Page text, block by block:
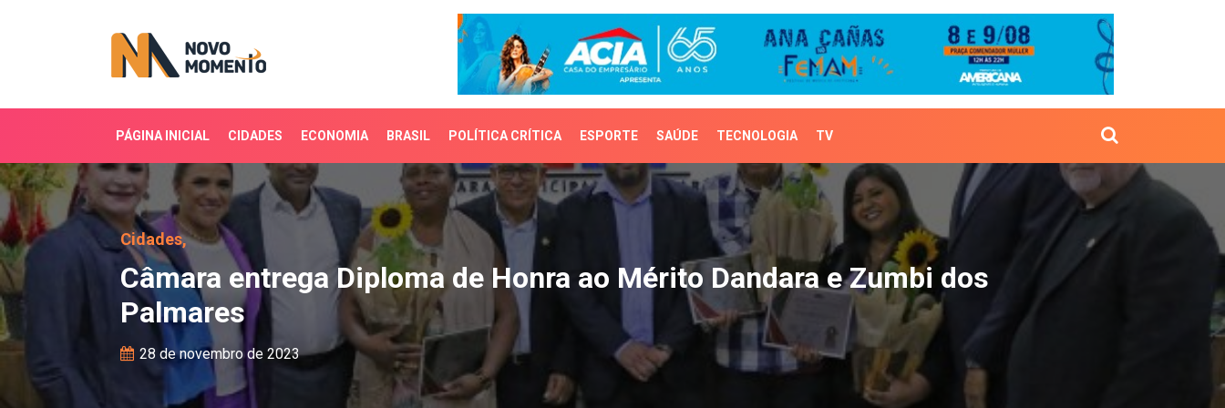
PÁGINA INICIAL CIDADES ECONOMIA BRASIL POLÍTICA CRÍTICA ESPORTE SAÚDE TECNOLOGIA TV
Câmara entrega Diploma de Honra ao Mérito Dandara e Zumbi dos
Cidades,
Câmara entrega Diploma de Honra ao Mérito Dandara e Zumbi dos
Palmares
28 de novembro de 2023